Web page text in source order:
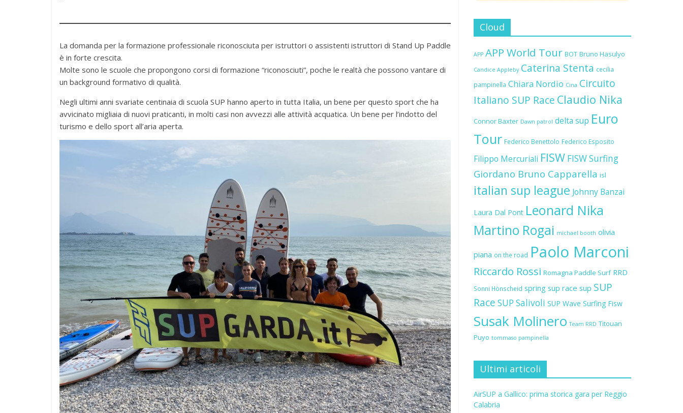
La domanda per la formazione professionale riconosciuta per istruttori o assistenti istruttori di Stand Up Paddle
è in forte crescita.
Molte sono le scuole che propongono corsi di formazione “riconosciuti”, poche le realtà che possono vantare di
un background formativo di qualità.
Negli ultimi anni svariate centinaia di scuola SUP hanno aperto in tutta Italia, un bene per questo sport che ha
avvicinato migliaia di nuovi praticanti, in molti casi non avvezzi alle attività acquatica. Un bene per l’indotto del
turismo e dello sport all’aria aperta.
Cloud
APP APP World Tour BOT Bruno Hasulyo
Candice Appleby Caterina Stenta cecilia
pampinella Chiara Nordio Cina Circuito
Italiano SUP Race Claudio Nika
Connor Baxter Dawn patrol delta sup Euro
Tour Federico Benettolo Federico Esposito
Filippo Mercuriali FISW FISW Surfing
Giordano Bruno Capparella isl
italian sup league Johnny Banzai
Laura Dal Pont Leonard Nika
Martino Rogai michael booth olivia
piana on the road Paolo Marconi
Riccardo Rossi Romagna Paddle Surf RRD
Sonni Hönscheid spring sup race sup SUP
Race SUP Salivoli SUP Wave Surfing Fisw
Susak Molinero Team RRD Titouan
Puyo tommaso pampinella
Ultimi articoli
AirSUP a Gallico: prima storica gara per Reggio
Calabria